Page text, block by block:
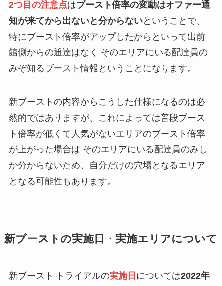
2つ目の注意点はブースト倍率の変動はオファー通
知が来てから出ないと分からないということで、
特にブースト倍率がアップしたからといって出前
館側からの通達はなく そのエリアにいる配達員の
みぞ知るブースト情報ということになります。
新ブーストの内容からこうした仕様になるのは必
然的ではありますが、これによっては普段ブース
ト倍率が低くて人気がないエリアのブースト倍率
が上がった場合は そのエリアにいる配達員のみし
か分からないため、自分だけの穴場となるエリア
となる可能性もあります。
新ブーストの実施日・実施エリアについて
新ブースト トライアルの実施日 については2022年